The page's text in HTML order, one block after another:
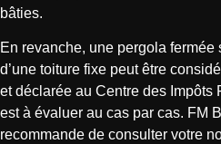
bâties.
En revanche, une pergola
d’une toiture fixe peut être
et déclarée au Centre des Impôts
est à évaluer au cas par cas. FM
recommande de consulter votre